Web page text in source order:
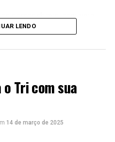
nossos shows, com uma
percebia uma interação do
Som, Alessandro Turra.
sociais neste dia 3,
uma composição voltado
declaração de amor.
do Rio Grande do Sul vem
de tempo para que nossos
neste país
LENDO
Tri com sua
14 de março de 2025